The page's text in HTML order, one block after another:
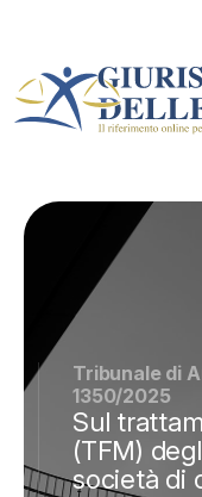
Tribunale di
1350/2025
Sul
(TFM)
società di